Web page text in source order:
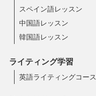
スペイン語レッスン
中国語レッスン
韓国語レッスン
ライティング学習
英語ライティングコース